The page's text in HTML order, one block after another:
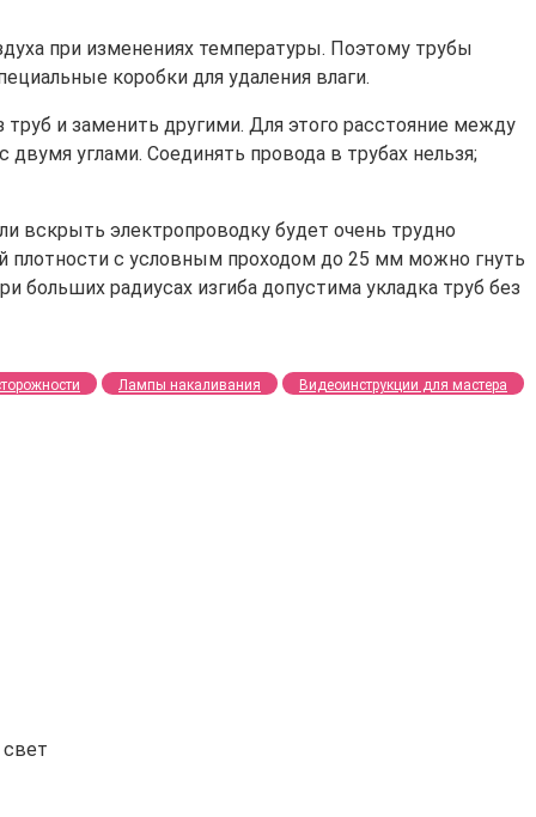
при изменениях температуры. Поэтому трубы
коробки для удаления влаги.
и заменить другими. Для этого расстояние между
углами. Соединять провода в трубах нельзя;
вскрыть электропроводку будет очень трудно
плотности с условным проходом до 25 мм можно гнуть
больших радиусах изгиба допустима укладка труб без
Лампы накаливания Видеоинструкции для мастера